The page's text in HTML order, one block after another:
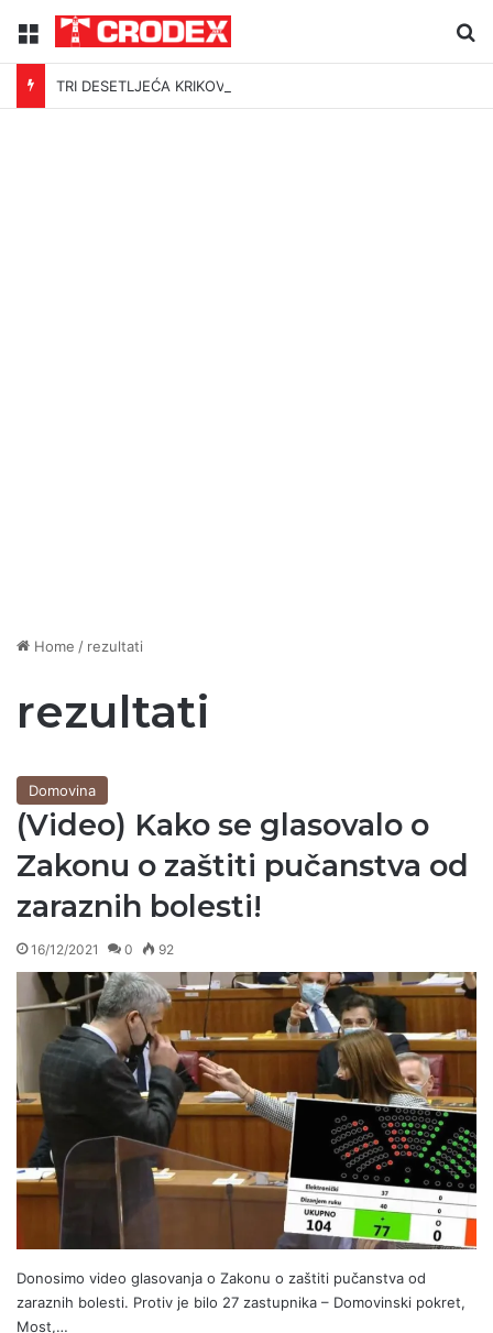
Menu
TRI DESETLJEĆA KRIKOVA OČAJNIKA
Home / rezultati
rezultati
Domovina
(Video) Kako se glasovalo o
Zakonu o zaštiti pučanstva od
zaraznih bolesti!
16/12/2021 0 92
Donosimo video glasovanja o Zakonu o zaštiti pučanstva od
zaraznih bolesti. Protiv je bilo 27 zastupnika – Domovinski pokret,
Most,…